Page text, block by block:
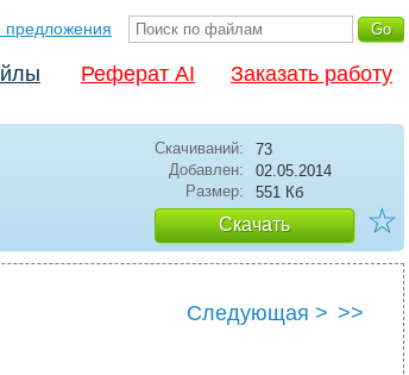
предложения
Реферат AI Заказать работу
Скачиваний:
73
Добавлен:
02.05.2014
Размер:
551 Кб
Скачать ☆
Следующая > >>